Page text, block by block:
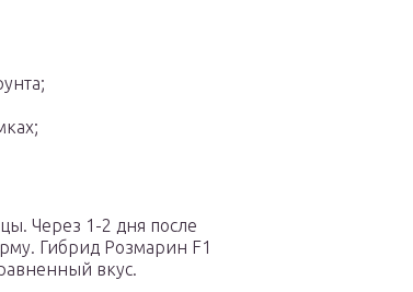
Через 1-2 дня после
Гибрид Розмарин F1
вкус.